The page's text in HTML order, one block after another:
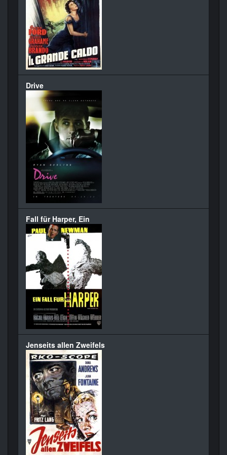
Drive
Fall für Harper, Ein
Jenseits allen Zweifels